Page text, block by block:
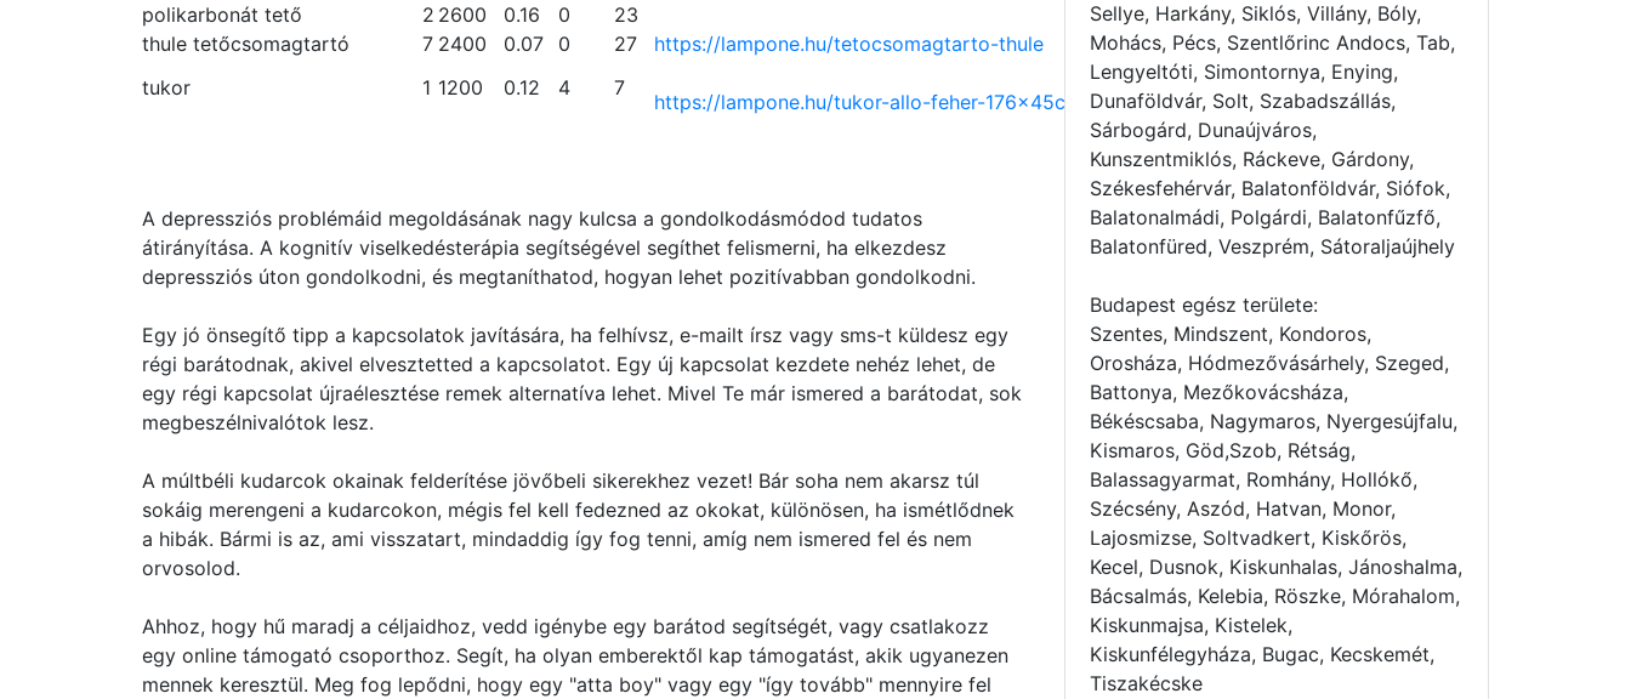
polikarbonát tető
2 2600 0.16 0
23
thule tetőcsomagtartó
7 2400 0.07 0 27 https://lampone.hu/tetocsomagtarto-thule
tukor
1 1200 0.12 4 7
https://lampone.hu/tukor-allo-feher-176x45cm
A depressziós problémáid megoldásának nagy kulcsa a gondolkodásmódod tudatos
átirányítása. A kognitív viselkedésterápia segítségével segíthet felismerni, ha elkezdesz
depressziós úton gondolkodni, és megtaníthatod, hogyan lehet pozitívabban gondolkodni.
Egy jó önsegítő tipp a kapcsolatok javítására, ha felhívsz, e-mailt írsz vagy sms-t küldesz egy
régi barátodnak, akivel elvesztetted a kapcsolatot. Egy új kapcsolat kezdete nehéz lehet, de
egy régi kapcsolat újraélesztése remek alternatíva lehet. Mivel Te már ismered a barátodat, sok
megbeszélnivalótok lesz.
A múltbéli kudarcok okainak felderítése jövőbeli sikerekhez vezet! Bár soha nem akarsz túl
sokáig merengeni a kudarcokon, mégis fel kell fedezned az okokat, különösen, ha ismétlődnek
a hibák. Bármi is az, ami visszatart, mindaddig így fog tenni, amíg nem ismered fel és nem
orvosolod.
Ahhoz, hogy hű maradj a céljaidhoz, vedd igénybe egy barátod segítségét, vagy csatlakozz
egy online támogató csoporthoz. Segít, ha olyan emberektől kap támogatást, akik ugyanezen
mennek keresztül. Meg fog lepődni, hogy egy "atta boy" vagy egy "így tovább" mennyire fel
Sellye, Harkány, Siklós, Villány, Bóly,
Mohács, Pécs, Szentlőrinc Andocs, Tab,
Lengyeltóti, Simontornya, Enying,
Dunaföldvár, Solt, Szabadszállás,
Sárbogárd, Dunaújváros,
Kunszentmiklós, Ráckeve, Gárdony,
Székesfehérvár, Balatonföldvár, Siófok,
Balatonalmádi, Polgárdi, Balatonfűzfő,
Balatonfüred, Veszprém, Sátoraljaújhely
Budapest egész területe:
Szentes, Mindszent, Kondoros,
Orosháza, Hódmezővásárhely, Szeged,
Battonya, Mezőkovácsháza,
Békéscsaba, Nagymaros, Nyergesújfalu,
Kismaros, Göd,Szob, Rétság,
Balassagyarmat, Romhány, Hollókő,
Szécsény, Aszód, Hatvan, Monor,
Lajosmizse, Soltvadkert, Kiskőrös,
Kecel, Dusnok, Kiskunhalas, Jánoshalma,
Bácsalmás, Kelebia, Röszke, Mórahalom,
Kiskunmajsa, Kistelek,
Kiskunfélegyháza, Bugac, Kecskemét,
Tiszakécske